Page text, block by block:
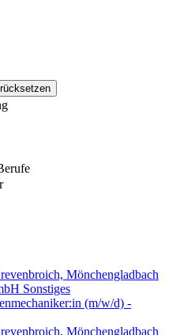
Mönchengladbach
Sonstiges
(m/w/d) -
Mönchengladbach